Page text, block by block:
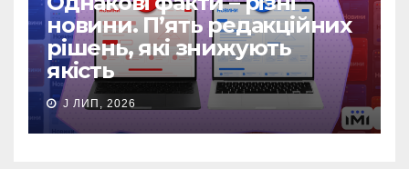
новини. П’ять редакційних
рішень, які знижують
якість
J ЛИП, 2026